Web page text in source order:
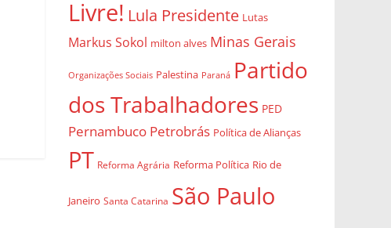
Livre! Lula Presidente Lutas
Markus Sokol milton alves Minas Gerais
Organizações Sociais Palestina Paraná Partido
dos Trabalhadores PED
Pernambuco Petrobrás Política de Alianças
PT Reforma Agrária Reforma Política Rio de
Janeiro Santa Catarina São Paulo